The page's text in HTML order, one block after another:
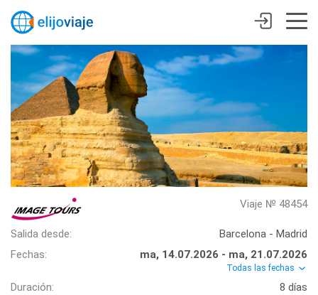
Viaje № 48454
Salida desde:
Barcelona - Madrid
Fechas:
ma, 14.07.2026 - ma, 21.07.2026
Todas las fechas
Duración:
8 días